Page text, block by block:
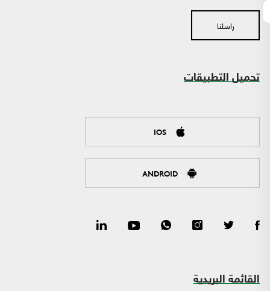
راسلنا
تحميل التطبيقات
IOS
ANDROID
القائمة البريدية